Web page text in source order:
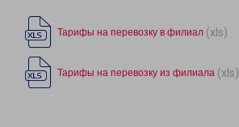
Тарифы на перевозку в филиал (xls)
Тарифы на перевозку из филиала (xls)